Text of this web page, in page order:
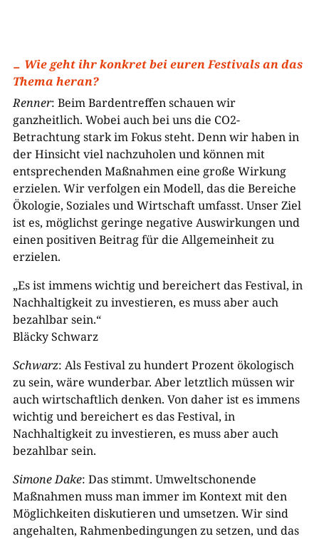
Wie geht ihr konkret bei euren Festivals an das
Thema heran?
Renner: Beim Bardentreffen schauen wir
ganzheitlich. Wobei auch bei uns die CO2-
Betrachtung stark im Fokus steht. Denn wir haben in
der Hinsicht viel nachzuholen und können mit
entsprechenden Maßnahmen eine große Wirkung
erzielen. Wir verfolgen ein Modell, das die Bereiche
Ökologie, Soziales und Wirtschaft umfasst. Unser Ziel
ist es, möglichst geringe negative Auswirkungen und
einen positiven Beitrag für die Allgemeinheit zu
erzielen.
„Es ist immens wichtig und bereichert das Festival, in
Nachhaltigkeit zu investieren, es muss aber auch
bezahlbar sein.“
Bläcky Schwarz
Schwarz: Als Festival zu hundert Prozent ökologisch
zu sein, wäre wunderbar. Aber letztlich müssen wir
auch wirtschaftlich denken. Von daher ist es immens
wichtig und bereichert es das Festival, in
Nachhaltigkeit zu investieren, es muss aber auch
bezahlbar sein.
Simone Dake: Das stimmt. Umweltschonende
Maßnahmen muss man immer im Kontext mit den
Möglichkeiten diskutieren und umsetzen. Wir sind
angehalten, Rahmenbedingungen zu setzen, und das